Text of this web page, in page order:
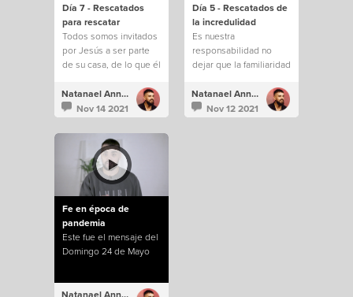
Día 7 - Rescatados
para rescatar
Todos somos invitados
por Jesús a ser parte
de su casa, de lo que él
Natanael Annacondia
Nov 14 2021
Día 5 - Rescatados de
la incredulidad
Es nuestra
responsabilidad no
dejar que la familiaridad
saquen de todo lo que
Dios tiene para
nosotros.
Natanael Annacondia
Nov 12 2021
Fe en época de
pandemia
Este fue el mensaje del
Domingo 24 de Mayo
Natanael Annacondia